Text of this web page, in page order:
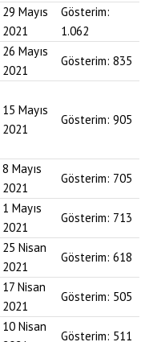
29 Mayıs
2021
Gösterim:
1.062
26 Mayıs
2021
Gösterim: 835
15 Mayıs
2021
Gösterim: 905
8 Mayıs
2021
Gösterim: 705
1 Mayıs
2021
Gösterim: 713
25 Nisan
2021
Gösterim: 618
17 Nisan
2021
Gösterim: 505
10 Nisan
Gösterim: 511